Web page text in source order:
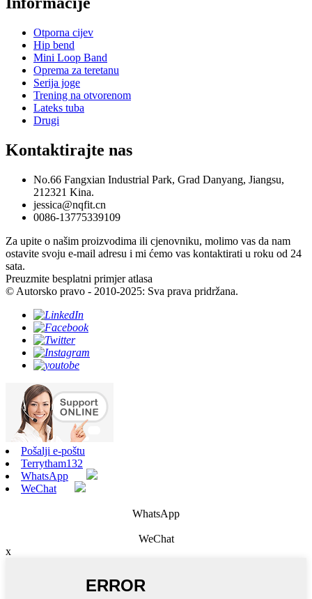
Otporna cijev
Hip bend
Mini Loop Band
Oprema za teretanu
Serija joge
Trening na otvorenom
Lateks tuba
Drugi
Kontaktirajte nas
No.66 Fangxian Industrial Park, Grad Danyang, Jiangsu,
212321 Kina.
jessica@nqfit.cn
0086-13775339109
Za upite o našim proizvodima ili cjenovniku, molimo vas da nam
ostavite svoju e-mail adresu i mi ćemo vas kontaktirati u roku od 24
sata.
Preuzmite besplatni primjer atlasa
© Autorsko pravo - 2010-2025: Sva prava pridržana.
Pošalji e-poštu
Terrytham132
WhatsApp
WeChat
WhatsApp
WeChat
x